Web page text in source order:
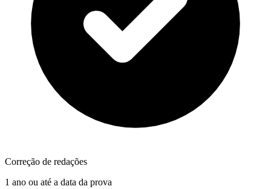
Correção de redações
1 ano ou até a data da prova